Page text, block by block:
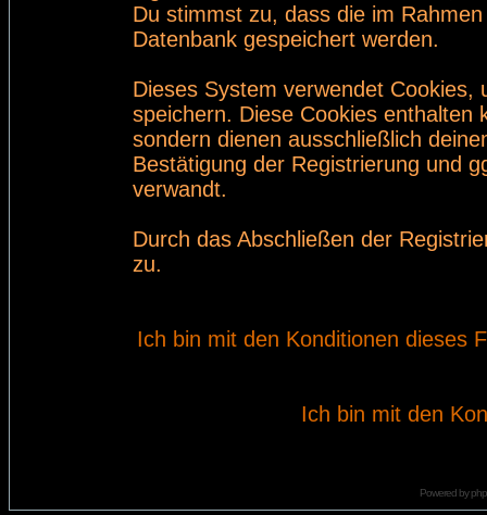
Du stimmst zu, dass die im
Datenbank gespeichert werden.
Dieses System verwendet
speichern. Diese Cookies enthalten
sondern dienen ausschließlich
Bestätigung der Registrierung und
verwandt.
Durch das Abschließen der
zu.
Ich bin mit den Konditionen dieses
Ich bin mit den
Powered by